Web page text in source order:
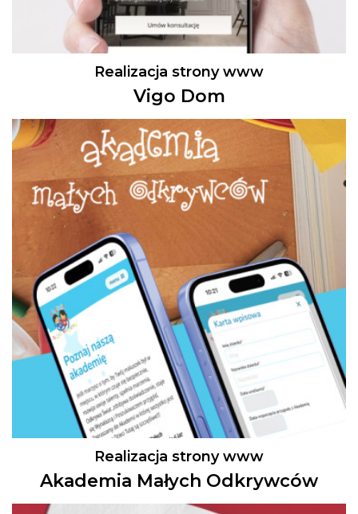
Realizacja strony www
Vigo Dom
Realizacja strony www
Akademia Małych Odkrywców